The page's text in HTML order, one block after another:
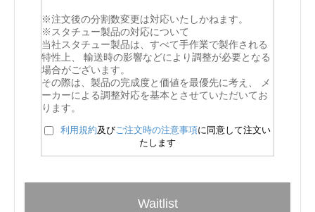
※注文後の分割数変更は対応いたしかねます。
※スタチュー製品の対応について
当社スタチュー製品は、すべて手作業で製作される
特性上、 輸送時の影響などにより調整が必要となる
場合がございます。
その際は、製品の完成度と価値を最優先に考え、 メ
ーカーによる調整対応を基本とさせていただいてお
ります。
利用規約及びご注文時の注意事項に同意して注文い
たします
Waitlist